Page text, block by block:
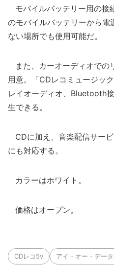
モバイルバッテリー用の接
のモバイルバッテリーから
ない場所でも使用可能だ。
また、カーオーディオでの
用意。「CDレコミュージッ
レイオーディオ、Bluetooth
生できる。
CDに加え、音楽配信サー
にも対応する。
カラーはホワイト。
価格はオープン。
CDレコ5v アイ・オー・デー